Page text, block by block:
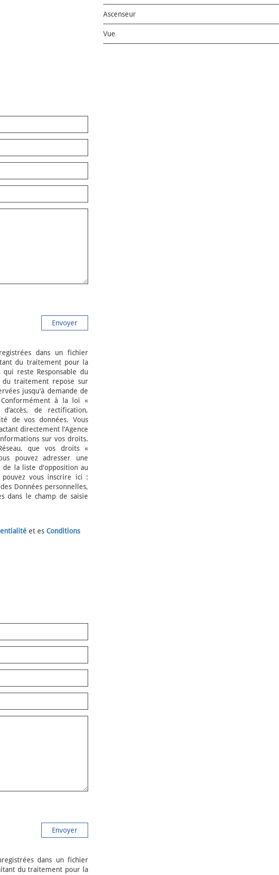
Ascenseur
Vue
Envoyer
dans un fichier
du traitement pour la
reste Responsable du
du traitement repose sur
jusqu'à demande de
à la loi «
de rectification,
de vos données. Vous
directement l’Agence
sur vos droits.
que vos droits «
pouvez adresser une
de la liste d'opposition au
vous inscrire ici :
Données personnelles,
dans le champ de saisie
et es Conditions
Envoyer
dans un fichier
du traitement pour la